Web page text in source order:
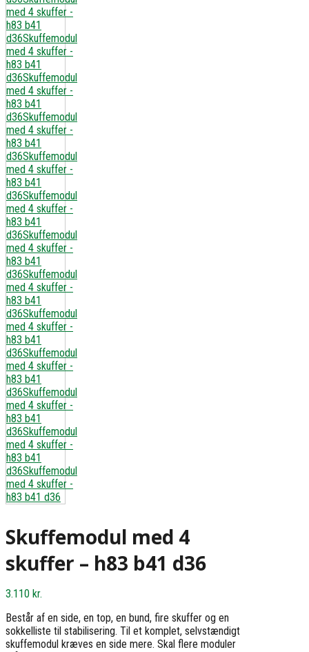
Skuffemodul med 4
skuffer – h83 b41 d36
3.110 kr.
Består af en side, en top, en bund, fire skuffer og en
sokkelliste til stabilisering. Til et komplet, selvstændigt
skuffemodul kræves en side mere. Skal flere moduler